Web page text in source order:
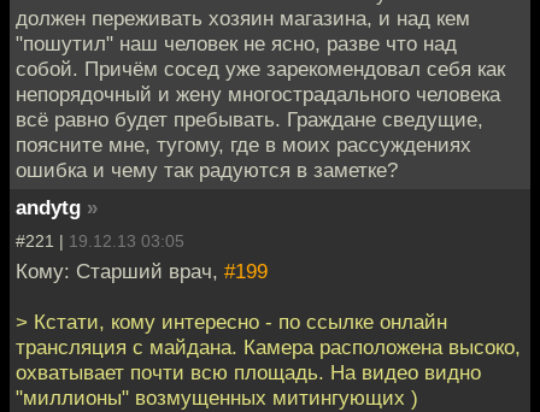
должен переживать хозяин магазина, и над кем
"пошутил" наш человек не ясно, разве что над
собой. Причём сосед уже зарекомендовал себя как
непорядочный и жену многострадального человека
всё равно будет пребывать. Граждане сведущие,
поясните мне, тугому, где в моих рассуждениях
ошибка и чему так радуются в заметке?
andytg »
#221 | 19.12.13 03:05
Кому: Старший врач, #199
> Кстати, кому интересно - по ссылке онлайн
трансляция с майдана. Камера расположена высоко,
охватывает почти всю площадь. На видео видно
"миллионы" возмущенных митингующих )